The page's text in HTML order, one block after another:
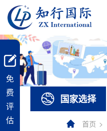
国家选择
首页
免
费
评
估